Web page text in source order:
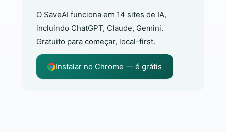
O SaveAI funciona em 14 sites de IA,
incluindo ChatGPT, Claude, Gemini.
Gratuito para começar, local-first.
Instalar no Chrome — é grátis